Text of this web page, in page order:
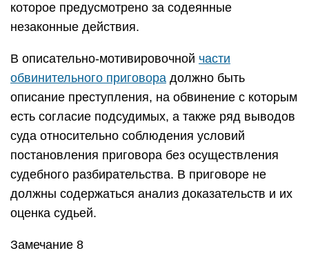
которое предусмотрено за содеянные
незаконные действия.
В описательно-мотивировочной части
обвинительного приговора должно быть
описание преступления, на обвинение с которым
есть согласие подсудимых, а также ряд выводов
суда относительно соблюдения условий
постановления приговора без осуществления
судебного разбирательства. В приговоре не
должны содержаться анализ доказательств и их
оценка судьей.
Замечание 8